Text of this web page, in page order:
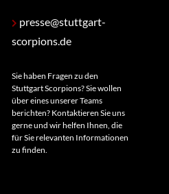
presse@stuttgart-
scorpions.de
Sie haben Fragen zu den
Stuttgart Scorpions? Sie wollen
über eines unserer Teams
berichten? Kontaktieren Sie uns
gerne und wir helfen Ihnen, die
für Sie relevanten Informationen
zu finden.